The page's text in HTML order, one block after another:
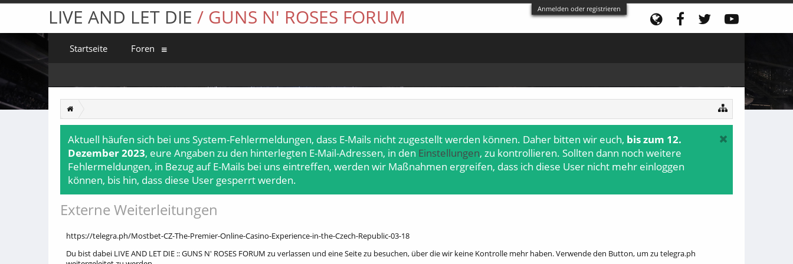
Anmelden oder registrieren
Aktuell häufen sich bei uns System-Fehlermeldungen, dass E-Mails nicht zugestellt werden können. Daher bitten wir euch, bis zum 12.
Dezember 2023, eure Angaben zu den hinterlegten E-Mail-Adressen, in den Einstellungen, zu kontrollieren. Sollten dann noch weitere
Fehlermeldungen, in Bezug auf E-Mails bei uns eintreffen, werden wir Maßnahmen ergreifen, dass ich diese User nicht mehr einloggen
können, bis hin, dass diese User gesperrt werden.
Externe Weiterleitungen
https://telegra.ph/Mostbet-CZ-The-Premier-Online-Casino-Experience-in-the-Czech-Republic-03-18
Du bist dabei LIVE AND LET DIE :: GUNS N' ROSES FORUM zu verlassen und eine Seite zu besuchen, über die wir keine Kontrolle mehr haben. Verwende den Button, um zu telegra.ph
LIVE AND LET DIE / GUNS N' ROSES FORUM
Startseite Foren